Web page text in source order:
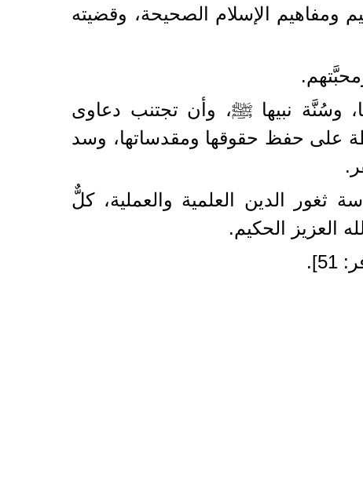
ومفاهيم الإسلام الصحيحة، وقضيته
وسُنَّة نبيها ﷺ، وأن تجتنب دعاوى
على حفظ حقوقها ومقدساتها، وسد
ثغور الدين العلمية والعملية، كلٌّ
العزيز الحكيم.